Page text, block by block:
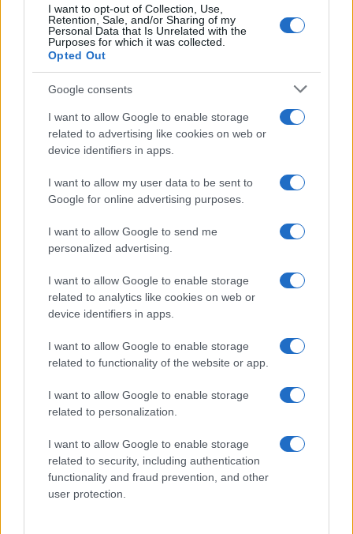
I want to opt-out of Collection, Use,
Retention, Sale, and/or Sharing of my
Personal Data that Is Unrelated with the
Purposes for which it was collected.
Opted Out
Google consents
I want to allow Google to enable storage
related to advertising like cookies on web or
device identifiers in apps.
I want to allow my user data to be sent to
Google for online advertising purposes.
I want to allow Google to send me
personalized advertising.
I want to allow Google to enable storage
related to analytics like cookies on web or
device identifiers in apps.
I want to allow Google to enable storage
related to functionality of the website or app.
I want to allow Google to enable storage
related to personalization.
I want to allow Google to enable storage
related to security, including authentication
functionality and fraud prevention, and other
user protection.
FOLLIA SUL RACCORDO ANULARE
SEGUICI ANCHE SU fb
Precedente
GRA: Autista con
piede fuori dal
strada è la più
pericolosa del
Successiva
intenzionato ad
arrivare fino in
fondo
Ryanair punta su Roma, il colosso dell’aviazione low
cost lancia 18 nuove tratte ed assume 7000
dipendenti